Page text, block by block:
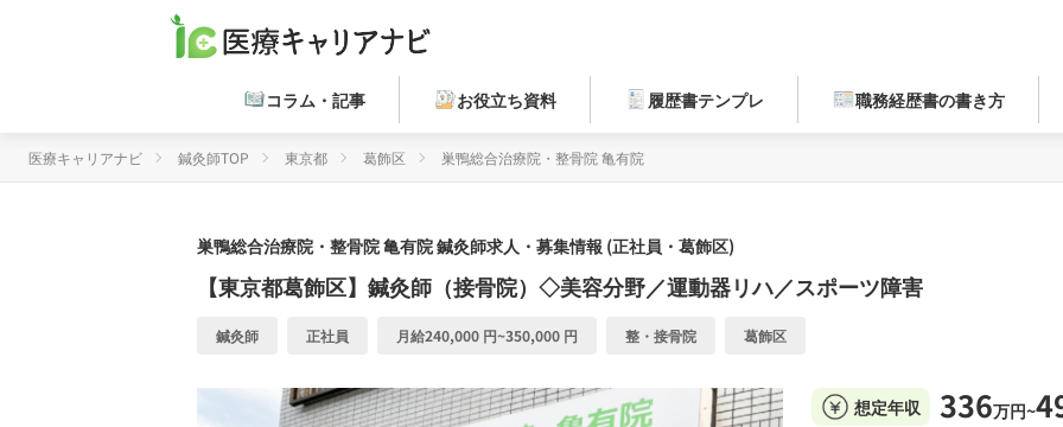
コラム・記事 お役立ち資料 履歴書テンプレ 職務経歴書の書き方
医療キャリアナビ 鍼灸師TOP 東京都 葛飾区 巣鴨総合治療院・整骨院 亀有院
巣鴨総合治療院・整骨院 亀有院鍼灸師求人・募集情報 (正社員・葛飾区)
【東京都葛飾区】鍼灸師（接骨院）◇美容分野／運動器リハ／スポーツ障害
鍼灸師 正社員 月給240,000 円~350,000 円 整・接骨院 葛飾区
想定年収 336万円~